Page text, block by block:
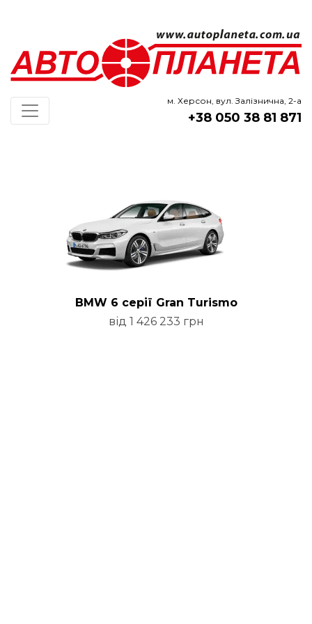
м. Херсон, вул. Залізнична, 2-а
+38 050 38 81 871
BMW 6 серії Gran Turismo
від 1 426 233 грн